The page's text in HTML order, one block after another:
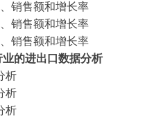
销售额和增长率
销售额和增长率
销售额和增长率
业的进出口数据分析
析
析
析